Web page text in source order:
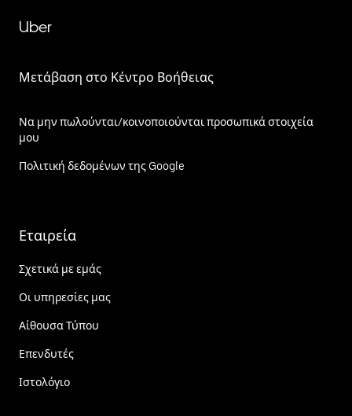
Uber
Μετάβαση στο Κέντρο Βοήθειας
Να μην πωλούνται/κοινοποιούνται προσωπικά στοιχεία
μου
Πολιτική δεδομένων της Google
Εταιρεία
Σχετικά με εμάς
Οι υπηρεσίες μας
Αίθουσα Τύπου
Επενδυτές
Ιστολόγιο